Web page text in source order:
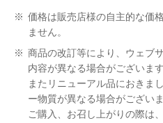
※ 価格は販売店様の自主的な価
ません。
※ 商品の改訂等により、ウェブ
内容が異なる場合がございます
またリニューアル品におきま
ー物質が異なる場合がございま
ご購入、お召し上がりの際は